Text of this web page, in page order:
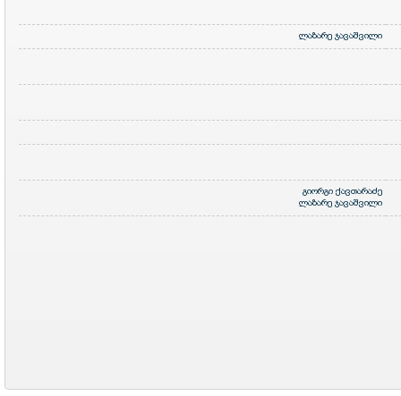
ლაზარე ჯავაშვილი
გიორგი ქავთარაძე
ლაზარე ჯავაშვილი